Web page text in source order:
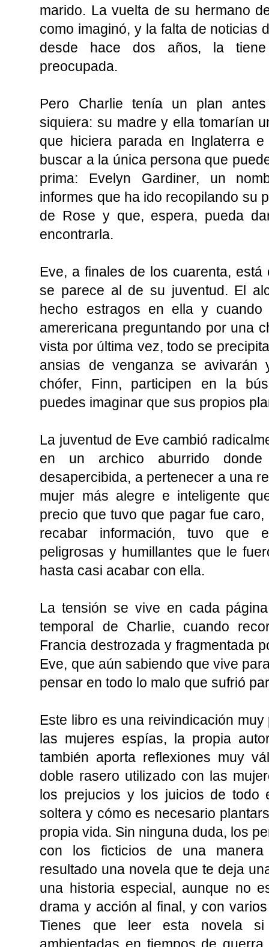
marido. La vuelta de su hermano
como imaginó, y la falta de noticias
desde hace dos años, la
preocupada.
Pero Charlie tenía un plan
siquiera: su madre y ella tomarían
que hiciera parada en Inglaterra
buscar a la única persona que
prima: Evelyn Gardiner, un
informes que ha ido recopilando su
de Rose y que, espera, pueda
encontrarla.
Eve, a finales de los cuarenta,
se parece al de su juventud. El
hecho estragos en ella y cuando
amerericana preguntando por una
vista por última vez, todo se
ansias de venganza se
chófer, Finn, participen en la
puedes imaginar que sus propios
La juventud de Eve cambió
en un archico aburrido donde
desapercibida, a pertenecer a una
mujer más alegre e inteligente
precio que tuvo que pagar fue
recabar información, tuvo que
peligrosas y humillantes que le
hasta casi acabar con ella.
La tensión se vive en cada
temporal de Charlie, cuando
Francia destrozada y fragmentada
Eve, que aún sabiendo que vive
pensar en todo lo malo que sufrió
Este libro es una reivindicación
las mujeres espías, la propia
también aporta reflexiones muy
doble rasero utilizado con las
los prejucios y los juicios de todo
soltera y cómo es necesario
propia vida. Sin ninguna duda, los
con los ficticios de una
resultado una novela que te deja
una historia especial, aunque no
drama y acción al final, y con
Tienes que leer esta novela